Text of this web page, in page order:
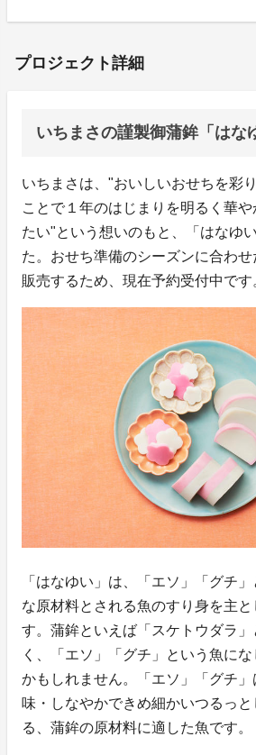
プロジェクト詳細
いちまさの謹製御蒲鉾「はな
いちまさは、"おいしいおせちを彩
ことで１年のはじまりを明るく華
たい"という想いのもと、「はなゆ
た。おせち準備のシーズンに合わ
販売するため、現在予約受付中です
「はなゆい」は、「エソ」「グチ
な原材料とされる魚のすり身を主
す。蒲鉾といえば「スケトウダラ
く、「エソ」「グチ」という魚に
かもしれません。「エソ」「グチ
味・しなやかできめ細かいつるっ
る、蒲鉾の原材料に適した魚です。